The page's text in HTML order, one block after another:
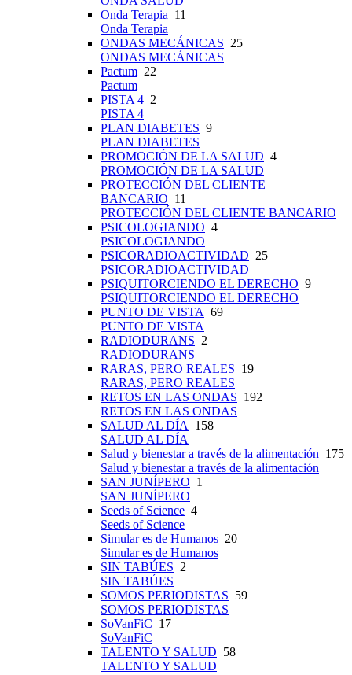
Onda Terapia 11
Onda Terapia
ONDAS MECÁNICAS 25
ONDAS MECÁNICAS
Pactum 22
Pactum
PISTA 4 2
PISTA 4
PLAN DIABETES 9
PLAN DIABETES
PROMOCIÓN DE LA SALUD 4
PROMOCIÓN DE LA SALUD
PROTECCIÓN DEL CLIENTE
BANCARIO 11
PROTECCIÓN DEL CLIENTE BANCARIO
PSICOLOGIANDO 4
PSICOLOGIANDO
PSICORADIOACTIVIDAD 25
PSICORADIOACTIVIDAD
PSIQUITORCIENDO EL DERECHO 9
PSIQUITORCIENDO EL DERECHO
PUNTO DE VISTA 69
PUNTO DE VISTA
RADIODURANS 2
RADIODURANS
RARAS, PERO REALES 19
RARAS, PERO REALES
RETOS EN LAS ONDAS 192
RETOS EN LAS ONDAS
SALUD AL DÍA 158
SALUD AL DÍA
Salud y bienestar a través de la alimentación 175
Salud y bienestar a través de la alimentación
SAN JUNÍPERO 1
SAN JUNÍPERO
Seeds of Science 4
Seeds of Science
Simular es de Humanos 20
Simular es de Humanos
SIN TABÚES 2
SIN TABÚES
SOMOS PERIODISTAS 59
SOMOS PERIODISTAS
SoVanFiC 17
SoVanFiC
TALENTO Y SALUD 58
TALENTO Y SALUD